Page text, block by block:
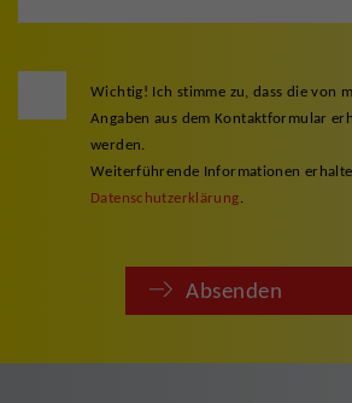
Wichtig! Ich stimme zu, dass die von
Angaben aus dem Kontaktformular
werden.
Weiterführende Informationen
Datenschutzerklärung
Absenden